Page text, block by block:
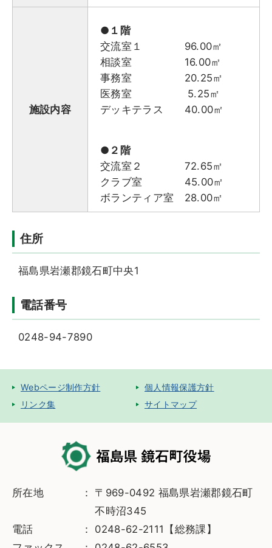
施設内容
●１階
交流室１ 96.00㎡
相談室 16.00㎡
事務室 20.25㎡
医務室 5.25㎡
デッキテラス 40.00㎡
●２階
交流室２ 72.65㎡
クラブ室 45.00㎡
ボランティア室 28.00㎡
住所
福島県岩瀬郡鏡石町中央1
電話番号
0248-94-7890
Webページ制作方針
個人情報保護方針
リンク集
サイトマップ
所在地
〒969-0492 福島県岩瀬郡鏡石町
不時沼345
電話
0248-62-2111【総務課】